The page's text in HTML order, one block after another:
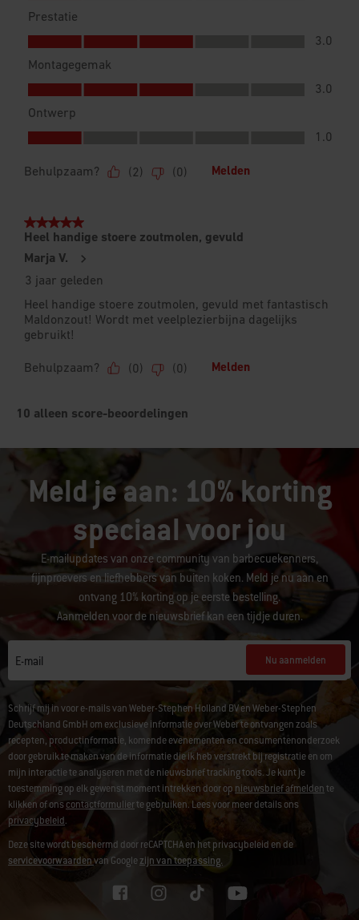
Meld je aan: 10% korting
speciaal voor jou
E-mailupdates van onze community van barbecuekenners,
fijnproevers en liefhebbers van buiten koken. Meld je nu aan en
ontvang 10% korting op je eerste bestelling.
Aanmelden voor de nieuwsbrief kan een tijdje duren.
E-mail Nu aanmelden
Schrijf mij in voor e-mails van Weber-Stephen Holland BV en Weber-Stephen
Deutschland GmbH om exclusieve informatie over Weber te ontvangen zoals
recepten, productinformatie, komende evenementen en consumentenonderzoek
door gebruik te maken van de informatie die ik heb verstrekt bij registratie en om
mijn interactie te analyseren met de nieuwsbrief tracking tools. Je kunt je
toestemming op elk gewenst moment intrekken door op nieuwsbrief afmeldente
klikken of ons contactformulierte gebruiken. Lees voor meer details ons
privacybeleid.
Deze site wordt beschermd door reCAPTCHA en het privacybeleid en de
servicevoorwaardenvan Googlezijn van toepassing.